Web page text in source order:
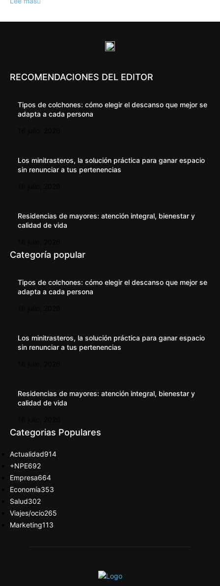
RECOMENDACIONES DEL EDITOR
Tipos de colchones: cómo elegir el descanso que mejor se
adapta a cada persona
Los minitrasteros, la solución práctica para ganar espacio
sin renunciar a tus pertenencias
Residencias de mayores: atención integral, bienestar y
calidad de vida
Categoría popular
Tipos de colchones: cómo elegir el descanso que mejor se
adapta a cada persona
Los minitrasteros, la solución práctica para ganar espacio
sin renunciar a tus pertenencias
Residencias de mayores: atención integral, bienestar y
calidad de vida
Categorias Populares
Actualidad914
+NPE692
Empresa664
Economía353
Salud302
Viajes/ocio265
Marketing113